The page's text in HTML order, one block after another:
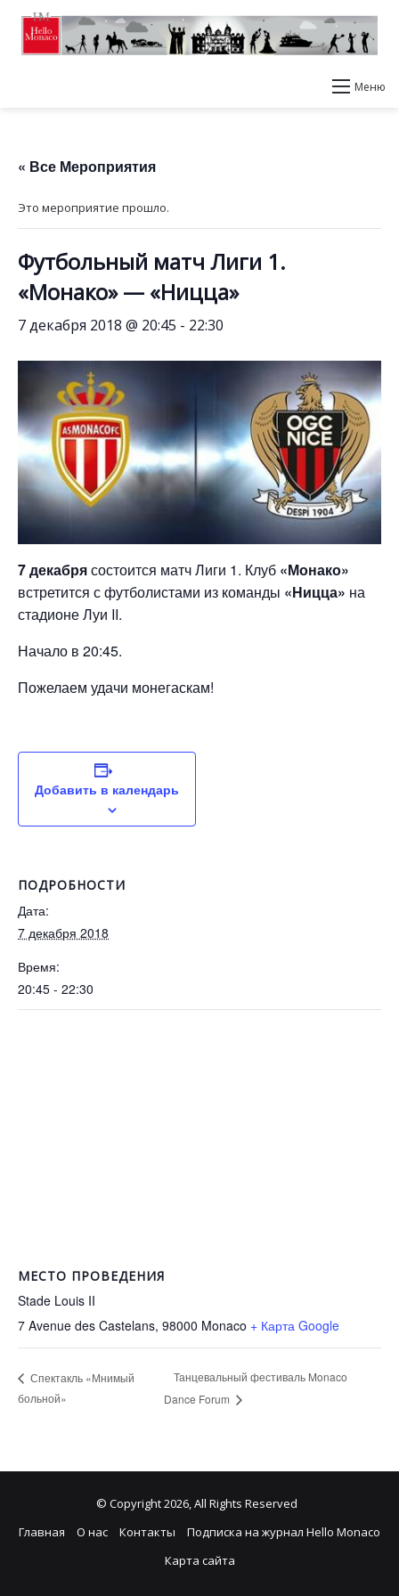
Меню
« Все Мероприятия
Это мероприятие прошло.
Футбольный матч Лиги 1.
«Монако» — «Ницца»
7 декабря 2018 @ 20:45 - 22:30
7 декабрясостоится матч Лиги 1. Клуб «Монако»
встретится с футболистами из команды «Ницца» на
стадионе Луи II.
Начало в 20:45.
Пожелаем удачи монегаскам!
Добавить в календарь
ПОДРОБНОСТИ
Дата:
7 декабря 2018
Время:
20:45 - 22:30
МЕСТО ПРОВЕДЕНИЯ
Stade Louis II
7 Avenue des Castelans, 98000 Monaco + Карта Google
Спектакль «Мнимый
больной»
Танцевальный фестиваль Monaco
Dance Forum
© Copyright 2026, All Rights Reserved
Главная
О нас Контакты
Подписка на журнал Hello Monaco
Карта сайта